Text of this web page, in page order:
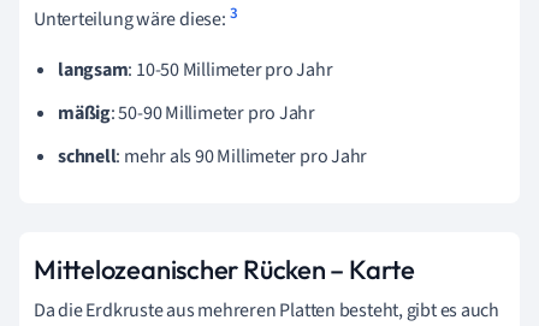
Unterteilung wäre diese: 3
langsam: 10-50 Millimeter pro Jahr
mäßig: 50-90 Millimeter pro Jahr
schnell: mehr als 90 Millimeter pro Jahr
Mittelozeanischer Rücken – Karte
Da die Erdkruste aus mehreren Platten besteht, gibt es auch